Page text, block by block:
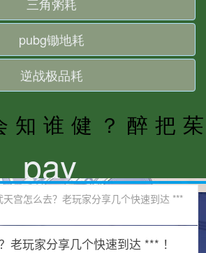
天宫怎么去？老玩家分享几个快速到达 ***
老玩家分享几个快速到达 *** ！